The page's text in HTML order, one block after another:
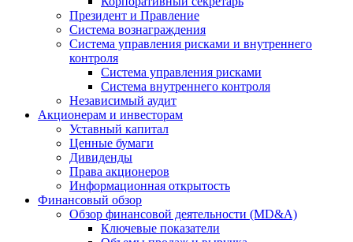
Президент и Правление
Система вознаграждения
Система управления рисками и внутреннего
контроля
Система управления рисками
Система внутреннего контроля
Независимый аудит
Акционерам и инвесторам
Уставный капитал
Ценные бумаги
Дивиденды
Права акционеров
Информационная открытость
Финансовый обзор
Обзор финансовой деятельности (MD&A)
Ключевые показатели